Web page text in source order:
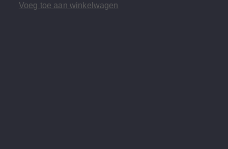
Voeg toe aan winkelwagen